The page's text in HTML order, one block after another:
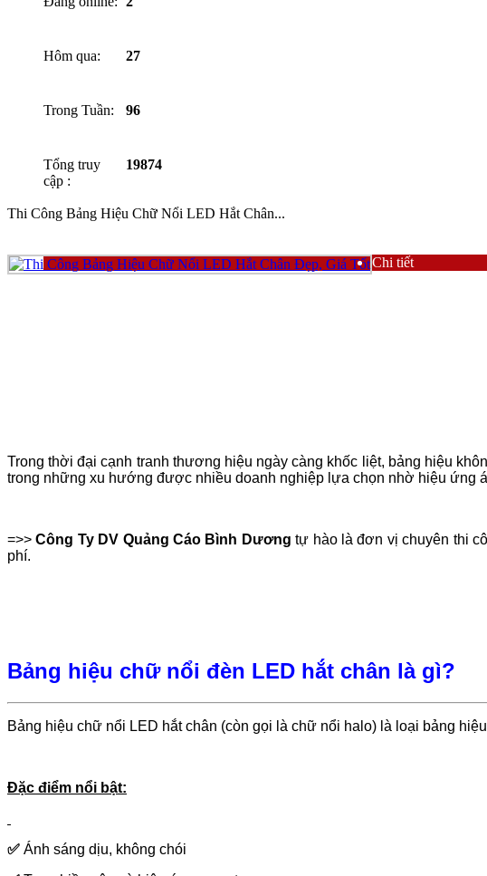
Hôm qua: 27
Trong Tuần: 96
Tổng truy
cập :
19874
Thi Công Bảng Hiệu Chữ Nổi LED Hắt Chân...
Chi tiết
Trong thời đại cạnh tranh thương hiệu ngày càng khốc liệt, bảng hiệu
trong những xu hướng được nhiều doanh nghiệp lựa chọn nhờ hiệu ứng
=>>Công Ty DV Quảng Cáo Bình Dương tự hào là đơn vị chuyên thi
phí.
Bảng hiệu chữ nổi đèn LED hắt chân là gì?
Bảng hiệu chữ nổi LED hắt chân (còn gọi là chữ nổi halo) là loại bảng
Đặc điểm nổi bật:
✅ Ánh sáng dịu, không chói